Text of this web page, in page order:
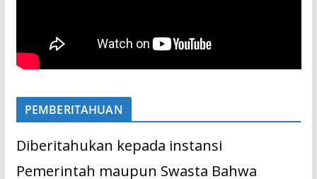
PEMBERITAHUAN
Diberitahukan kepada instansi
Pemerintah maupun Swasta Bahwa